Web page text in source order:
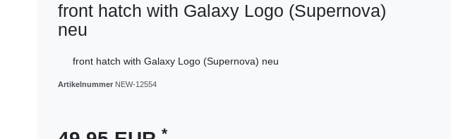
front hatch with Galaxy Logo (Supernova)
neu
front hatch with Galaxy Logo (Supernova) neu
Artikelnummer NEW-12554
*